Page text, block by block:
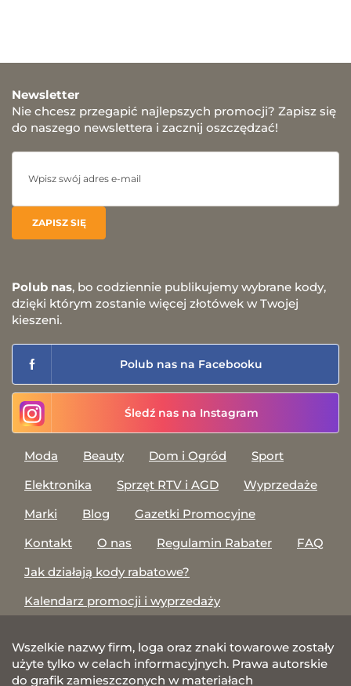
Newsletter
Nie chcesz przegapić najlepszych promocji? Zapisz się
do naszego newslettera i zacznij oszczędzać!
Polub nas, bo codziennie publikujemy wybrane kody,
dzięki którym zostanie więcej złotówek w Twojej
kieszeni.
Polub nas na Facebooku
Śledź nas na Instagram
Moda Beauty Dom i Ogród
Sport
Elektronika
Sprzęt RTV i AGD
Wyprzedaże
Marki
Blog
Gazetki Promocyjne
Kontakt
O nas Regulamin Rabater
FAQ
Jak działają kody rabatowe?
Kalendarz promocji i wyprzedaży
Wszelkie nazwy firm, loga oraz znaki towarowe zostały
użyte tylko w celach informacyjnych. Prawa autorskie
do grafik zamieszczonych w materiałach